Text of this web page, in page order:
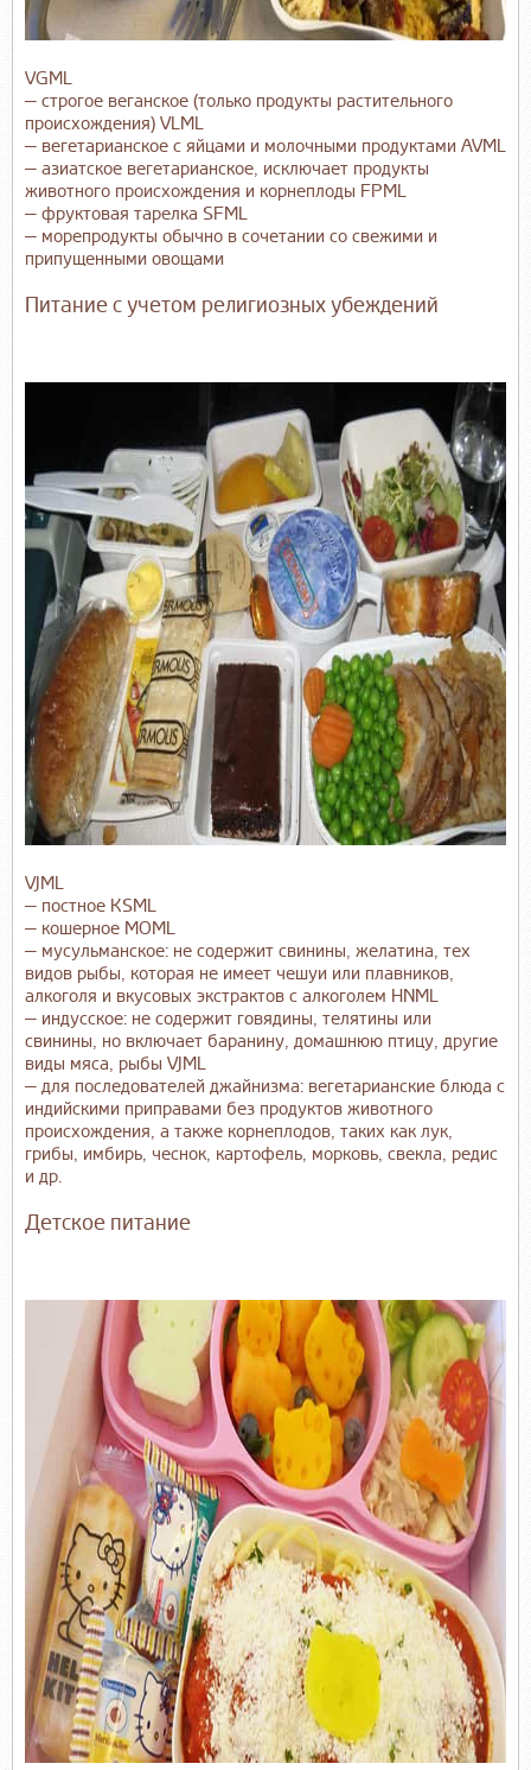
VGML
— строгое веганское (только продукты растительного
происхождения) VLML
— вегетарианское с яйцами и молочными продуктами AVML
— азиатское вегетарианское, исключает продукты
животного происхождения и корнеплоды FPML
— фруктовая тарелка SFML
— морепродукты обычно в сочетании со свежими и
припущенными овощами
Питание с учетом религиозных убеждений
VJML
— постное KSML
— кошерное MOML
— мусульманское: не содержит свинины, желатина, тех
видов рыбы, которая не имеет чешуи или плавников,
алкоголя и вкусовых экстрактов с алкоголем HNML
— индусское: не содержит говядины, телятины или
свинины, но включает баранину, домашнюю птицу, другие
виды мяса, рыбы VJML
— для последователей джайнизма: вегетарианские блюда с
индийскими приправами без продуктов животного
происхождения, а также корнеплодов, таких как лук,
грибы, имбирь, чеснок, картофель, морковь, свекла, редис
и др.
Детское питание